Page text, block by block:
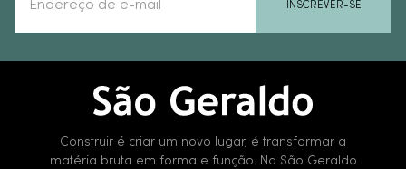
INSCREVER-SE
Construir é criar um novo lugar, é transformar a
matéria bruta em forma e função. Na São Geraldo